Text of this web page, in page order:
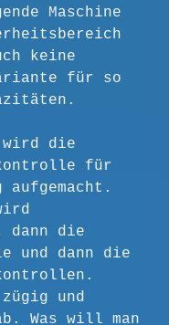
Maschine
keine
für so
wird die
für
aufgemacht.
dann die
und dann die
und
Was will man